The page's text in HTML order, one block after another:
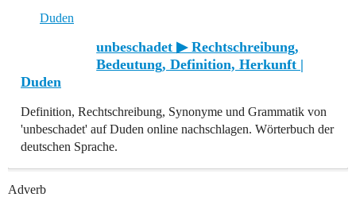
Duden
unbeschadet ▶ Rechtschreibung,
Bedeutung, Definition, Herkunft |
Duden
Definition, Rechtschreibung, Synonyme und Grammatik von
'unbeschadet' auf Duden online nachschlagen. Wörterbuch der
deutschen Sprache.
Adverb